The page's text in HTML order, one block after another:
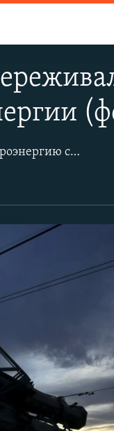
Шесть лет назад, в ночь на 22 ноября 2015 года Крым перестал получать электроэнергию с материковой части Украины. Это произошло из-за повреждения опор ЛЭП в Херсонской области: неизвестные подорвали линии электропередач, поставлявшие свет на полуостров. Крым не обеспечивал сам себя энергией в полном объеме.